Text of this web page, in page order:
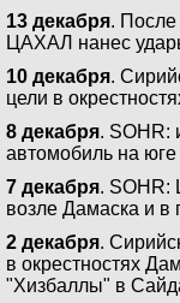
13 декабря. После
ЦАХАЛ нанес
10 декабря.
цели в
8 декабря. SOHR:
автомобиль на
7 декабря. SOHR:
возле Дамаска и в
2 декабря.
в окрестностях
"Хизбаллы" в